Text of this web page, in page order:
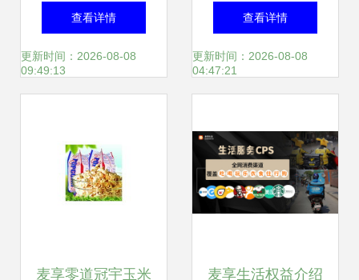
面案例 麦享零道模
式与产品展示解析
查看详情
更新时间：2026-08-08
09:49:13
酒，行家推荐6款
平价精品，全在10
查看详情
更新时间：2026-08-08
04:47:21
麦享零道冠宇玉米 麦享生活权益介绍